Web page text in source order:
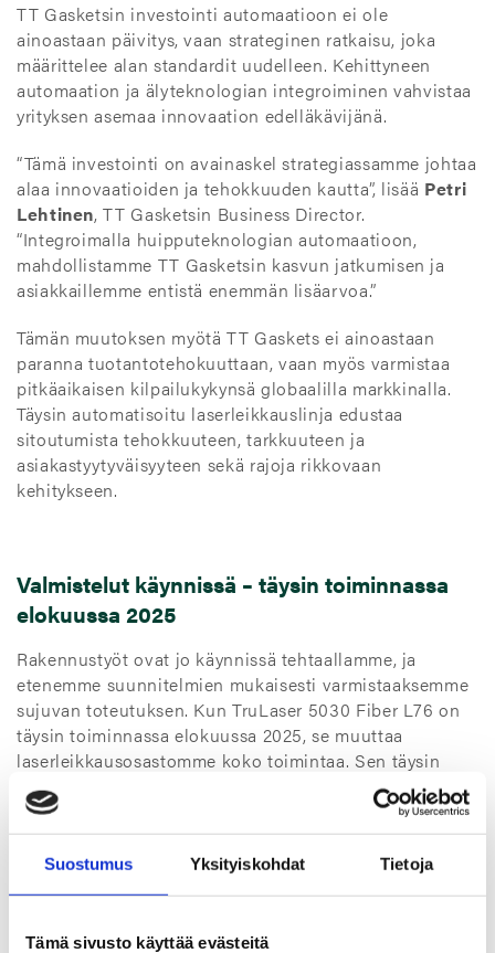
Suostumus Yksityiskohdat Tietoja
Tämä sivusto käyttää evästeitä
TT Gasketsin investointi automaatioon ei ole
ainoastaan päivitys, vaan strateginen ratkaisu, joka
määrittelee alan standardit uudelleen. Kehittyneen
automaation ja älyteknologian integroiminen vahvistaa
yrityksen asemaa innovaation edelläkävijänä.
“Tämä investointi on avainaskel strategiassamme johtaa
alaa innovaatioiden ja tehokkuuden kautta”, lisää Petri
Lehtinen, TT Gasketsin Business Director.
“Integroimalla huipputeknologian automaatioon,
mahdollistamme TT Gasketsin kasvun jatkumisen ja
asiakkaillemme entistä enemmän lisäarvoa.”
Tämän muutoksen myötä TT Gaskets ei ainoastaan
paranna tuotantotehokuuttaan, vaan myös varmistaa
pitkäaikaisen kilpailukykynsä globaalilla markkinalla.
Täysin automatisoitu laserleikkauslinja edustaa
sitoutumista tehokkuuteen, tarkkuuteen ja
asiakastyytyväisyyteen sekä rajoja rikkovaan
kehitykseen.
Valmistelut käynnissä – täysin toiminnassa
elokuussa 2025
Rakennustyöt ovat jo käynnissä tehtaallamme, ja
etenemme suunnitelmien mukaisesti varmistaaksemme
sujuvan toteutuksen. Kun TruLaser 5030 Fiber L76 on
täysin toiminnassa elokuussa 2025, se muuttaa
laserleikkausosastomme koko toimintaa. Sen täysin
automatisoidut ominaisuudet, mukaan lukien
materiaalin käsittely integroidusta varastosta, vähentää
manuaalista työtä ja parantaa merkittävästi
tuotantoprosessiamme. Lisäksi modernisoitu laitteisto
Tiimimme on suunnitellut vaiheittaisen siirtymän, joka